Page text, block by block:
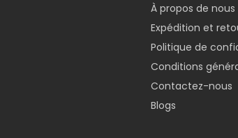
À propos de nous
Expédition et
Politique de
Conditions
Contactez-nous
Blogs